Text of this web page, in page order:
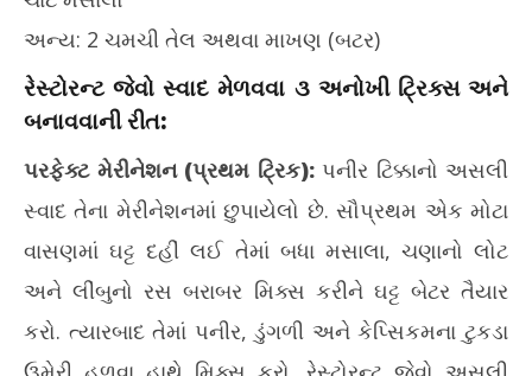
અન્ય: 2 ચમચી તેલ અથવા માખણ (બટર)
રેસ્ટોરન્ટ જેવો સ્વાદ મેળવવા ૩ અનોખી ટ્રિક્સ અને
બનાવવાની રીત:
પરફેક્ટ મેરીનેશન (પ્રથમ ટ્રિક):પનીર ટિક્કાનો અસલી
સ્વાદ તેના મેરીનેશનમાં છુપાયેલો છે. સૌપ્રથમ એક મોટા
વાસણમાં ઘટ્ટ દહીં લઈ તેમાં બધા મસાલા, ચણાનો લોટ
અને લીંબુનો રસ બરાબર મિક્સ કરીને ઘટ્ટ બેટર તૈયાર
કરો. ત્યારબાદ તેમાં પનીર, ડુંગળી અને કેપ્સિકમના ટુકડા